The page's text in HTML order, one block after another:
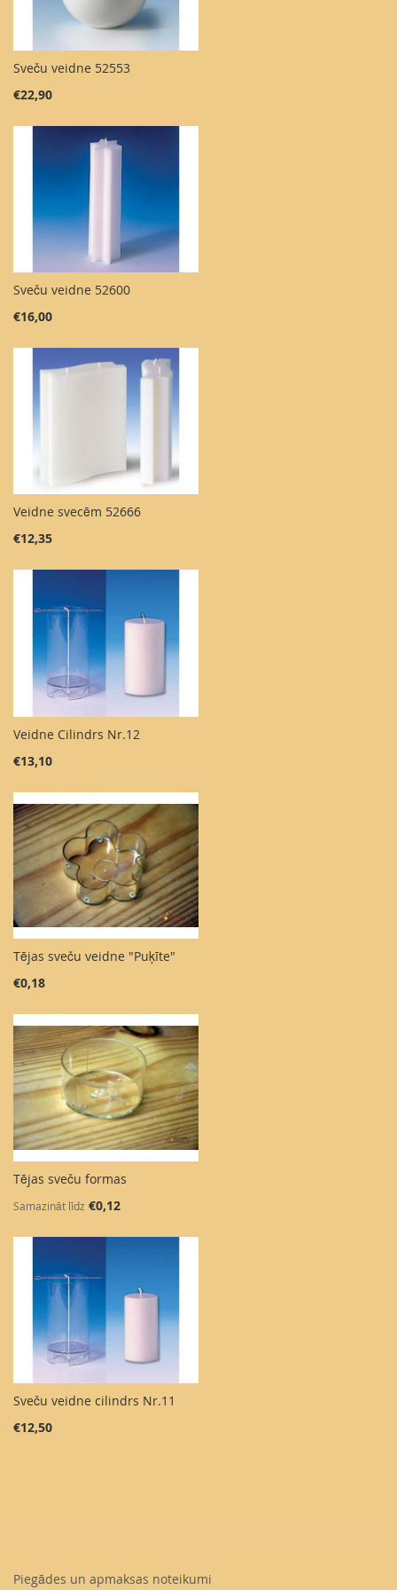
Sveču veidne 52553
€22,90
Sveču veidne 52600
€16,00
Veidne svecēm 52666
€12,35
Veidne Cilindrs Nr.12
€13,10
Tējas sveču veidne "Puķīte"
€0,18
Tējas sveču formas
Samazināt līdz €0,12
Sveču veidne cilindrs Nr.11
€12,50
Piegādes un apmaksas noteikumi